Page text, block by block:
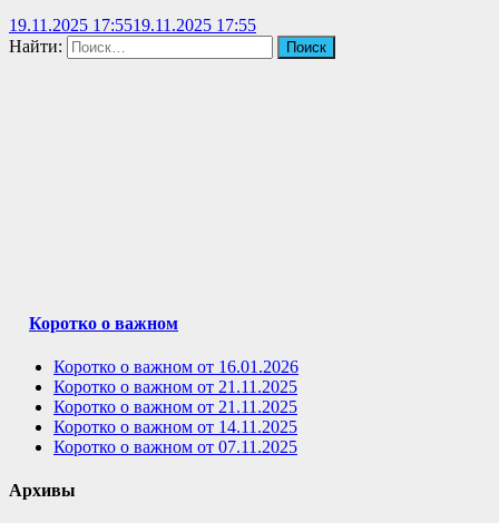
19.11.2025 17:5519.11.2025 17:55
Найти:
Коротко о важном
Коротко о важном от 16.01.2026
Коротко о важном от 21.11.2025
Коротко о важном от 21.11.2025
Коротко о важном от 14.11.2025
Коротко о важном от 07.11.2025
Архивы